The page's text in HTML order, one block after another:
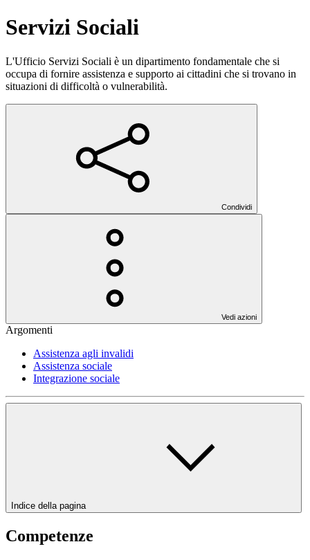
Servizi Sociali
L'Ufficio Servizi Sociali è un dipartimento fondamentale che si
occupa di fornire assistenza e supporto ai cittadini che si trovano in
situazioni di difficoltà o vulnerabilità.
Condividi
Vedi azioni
Argomenti
Assistenza agli invalidi
Assistenza sociale
Integrazione sociale
Indice della pagina
Competenze